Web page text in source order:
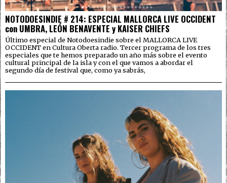
NOTODOESINDIE # 214: ESPECIAL MALLORCA LIVE OCCIDENT
con UMBRA, LEÓN BENAVENTE y KAISER CHIEFS
Último especial de Notodoesindie sobre el MALLORCA LIVE
OCCIDENT en Cultura Oberta radio. Tercer programa de los tres
especiales que te hemos preparado un año más sobre el evento
cultural principal de la isla y con el que vamos a abordar el
segundo día de festival que, como ya sabrás,